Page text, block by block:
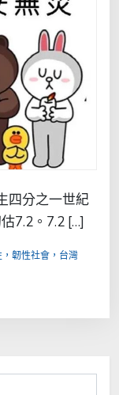
四分之一世紀
7.2。7.2 […]
韌性社會，台灣